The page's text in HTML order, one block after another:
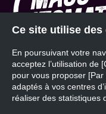
Ce site utilise des
En poursuivant votre
acceptez l’utilisation de
pour vous proposer
adaptés à vos centres
réaliser des statistiques